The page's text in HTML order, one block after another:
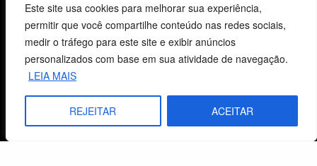
Este site usa cookies para melhorar sua experiência,
permitir que você compartilhe conteúdo nas redes sociais,
medir o tráfego para este site e exibir anúncios
personalizados com base em sua atividade de navegação.
LEIA MAIS
REJEITAR ACEITAR
vendas@cebi.org.br
comunicacao@cebi.org.br
WhatsApp / Vendas
+55 (51) 99734-4518
WhatsApp / Comunicação
+55 (51) 99799-3041